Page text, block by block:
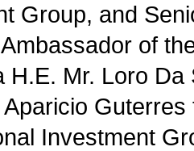
Group, and
of
H.E. Mr. Loro
Investment